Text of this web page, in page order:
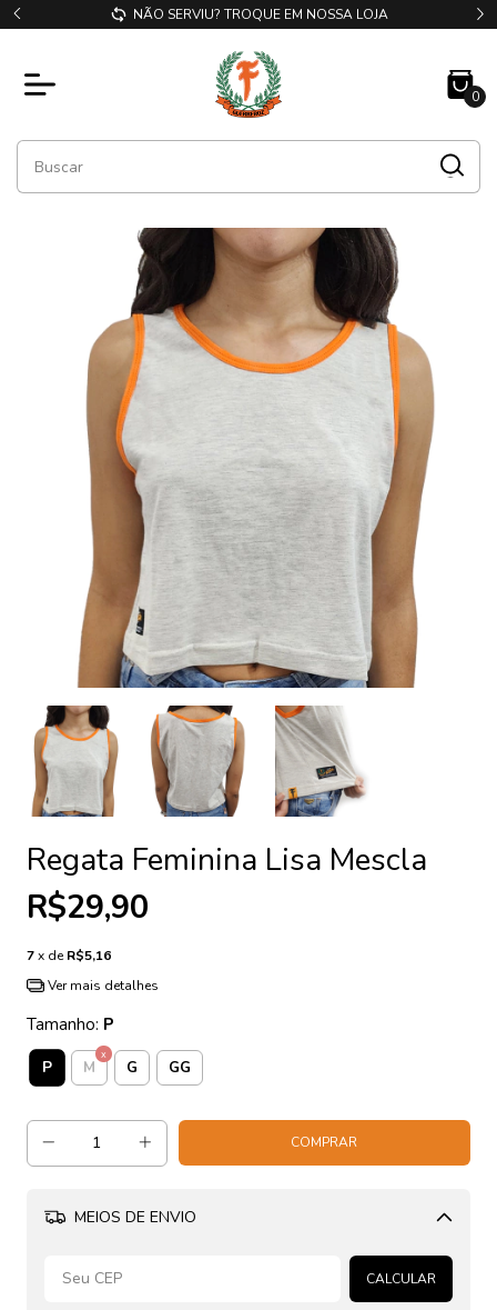
NÃO SERVIU? TROQUE EM NOSSA LOJA
0
Regata Feminina Lisa Mescla
R$29,90
7x deR$5,16
Ver mais detalhes
Tamanho: P
P M G GG
MEIOS DE ENVIO
Alterar CEP
CALCULAR